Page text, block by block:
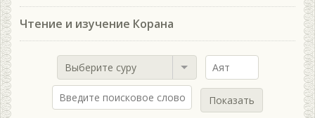
Чтение и изучение Корана
Выберите суру
Показать